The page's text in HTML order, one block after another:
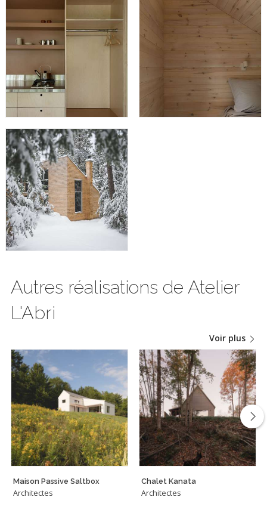
Alexandra Pelletier
Autres réalisations de Atelier
L'Abri
Voir plus
Maison Passive Saltbox
Architectes
Chalet Kanata
Architectes